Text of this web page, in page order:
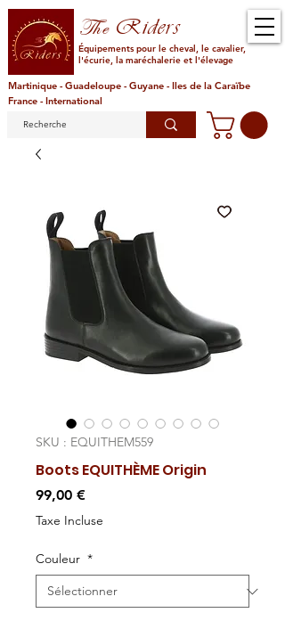
TheRiders
Équipements pour le cheval, le cavalier,
l'écurie, la maréchalerie et l'élevage
Martinique - Guadeloupe - Guyane - Iles de la Caraïbe
France - International
SKU : EQUITHEM559
Boots EQUITHÈME Origin
99,00 €Prix
Taxe Incluse
Couleur *